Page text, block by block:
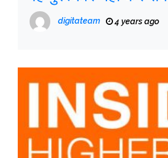
digitateam 4 years ago